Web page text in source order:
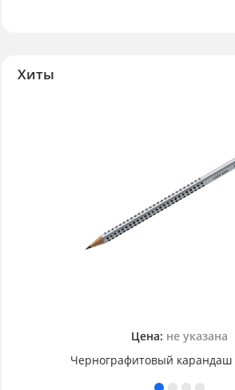
Хиты
Цена: не указана
Чернографитовый карандаш